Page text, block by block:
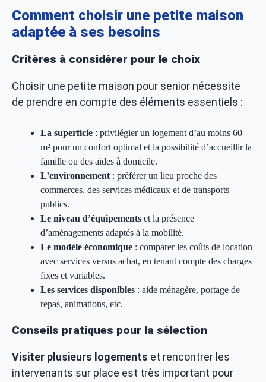
Comment choisir une petite maison
adaptée à ses besoins
Critères à considérer pour le choix
Choisir une petite maison pour senior nécessite
de prendre en compte des éléments essentiels :
La superficie : privilégier un logement d’au moins 60
m² pour un confort optimal et la possibilité d’accueillir la
famille ou des aides à domicile.
L’environnement : préférer un lieu proche des
commerces, des services médicaux et de transports
publics.
Le niveau d’équipements et la présence
d’aménagements adaptés à la mobilité.
Le modèle économique : comparer les coûts de location
avec services versus achat, en tenant compte des charges
fixes et variables.
Les services disponibles : aide ménagère, portage de
repas, animations, etc.
Conseils pratiques pour la sélection
Visiter plusieurs logements et rencontrer les
intervenants sur place est très important pour